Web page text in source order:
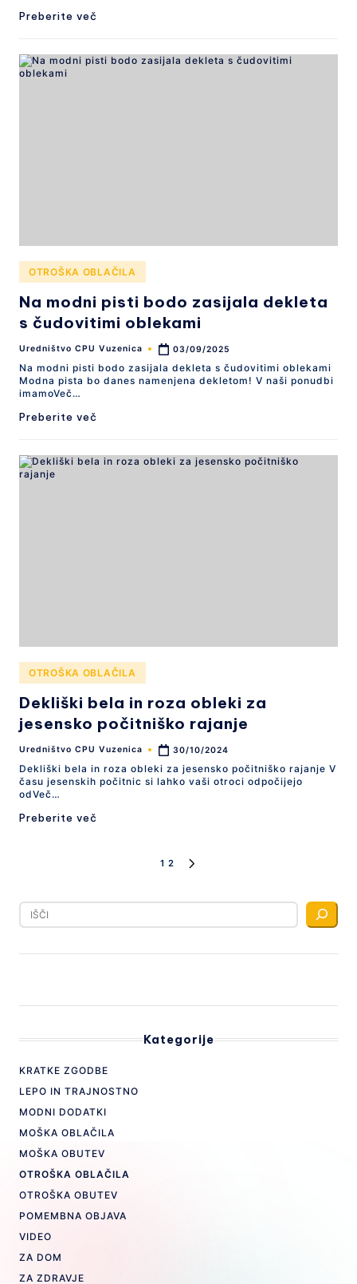
Preberite več
Posted
in
OTROŠKA OBLAČILA
Na modni pisti bodo zasijala dekleta
s čudovitimi oblekami
Posted
by
Uredništvo CPU Vuzenica 03/09/2025
Na modni pisti bodo zasijala dekleta s čudovitimi oblekami
Modna pista bo danes namenjena dekletom! V naši ponudbi
imamoVeč…
Preberite več
Posted
in
OTROŠKA OBLAČILA
Dekliški bela in roza obleki za
jesensko počitniško rajanje
Posted
by
Uredništvo CPU Vuzenica 30/10/2024
Dekliški bela in roza obleki za jesensko počitniško rajanje V
času jesenskih počitnic si lahko vaši otroci odpočijejo
odVeč…
Preberite več
prispevkov
1 2
Išči
Kategorije
KRATKE ZGODBE
LEPO IN TRAJNOSTNO
MODNI DODATKI
MOŠKA OBLAČILA
MOŠKA OBUTEV
OTROŠKA OBLAČILA
OTROŠKA OBUTEV
POMEMBNA OBJAVA
VIDEO
ZA DOM
ZA ZDRAVJE